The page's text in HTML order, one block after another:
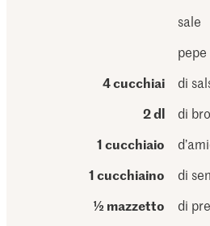
sale
pepe
4 cucchiai
di
2 dl
di
1 cucchiaio
1 cucchiaino
di
½ mazzetto
di